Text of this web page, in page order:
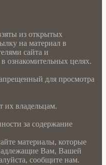
из открытых
на материал в
сайта и
ознакомительных целях.
для просмотра
их владельцам.
за содержание
материалы, которые
Вам, Вашей
сообщите нам.